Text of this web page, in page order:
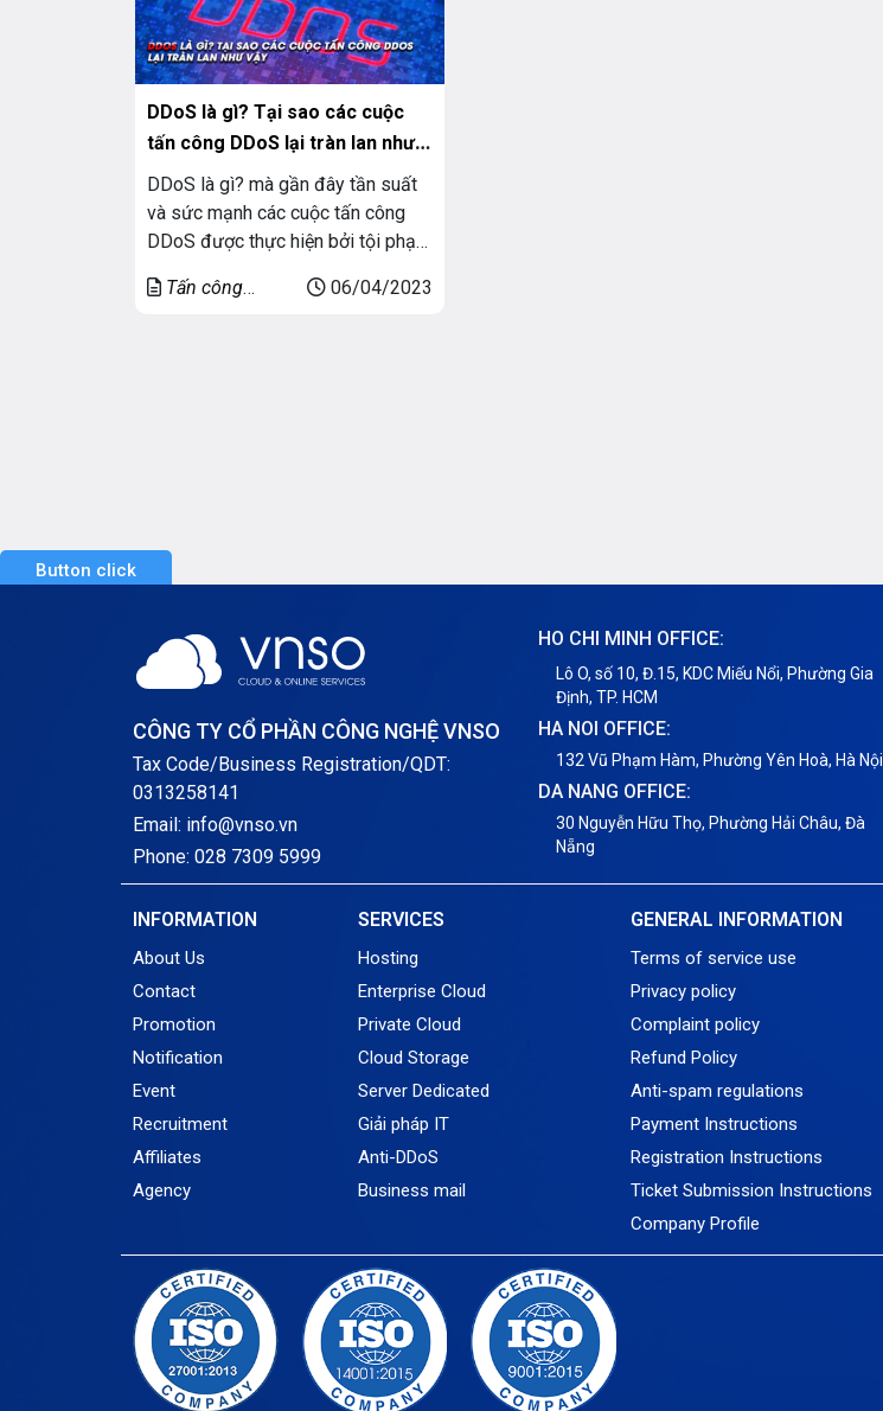
DDoS là gì? Tại sao các cuộc
tấn công DDoS lại tràn lan như
vậy
DDoS là gì? mà gần đây tần suất
và sức mạnh các cuộc tấn công
DDoS được thực hiện bởi tội phạm
đoạn hoạt động của máy chủ hay
Tấn công
06/04/2023
Button click
CÔNG TY CỔ PHẦN CÔNG NGHỆ VNSO
Tax Code/Business Registration/QDT:
0313258141
Email: info@vnso.vn
Phone: 028 7309 5999
HO CHI MINH OFFICE:
Lô O, số 10, Đ.15, KDC Miếu Nổi, Phường Gia
Định, TP. HCM
HA NOI OFFICE:
132 Vũ Phạm Hàm, Phường Yên Hoà, Hà Nội
DA NANG OFFICE:
30 Nguyễn Hữu Thọ, Phường Hải Châu, Đà
Nẵng
INFORMATION
About Us
Contact
Promotion
Notification
Event
Recruitment
Affiliates
Agency
SERVICES
Hosting
Enterprise Cloud
Private Cloud
Cloud Storage
Server Dedicated
Giải pháp IT
Anti-DDoS
Business mail
GENERAL INFORMATION
Terms of service use
Privacy policy
Complaint policy
Refund Policy
Anti-spam regulations
Payment Instructions
Registration Instructions
Ticket Submission Instructions
Company Profile